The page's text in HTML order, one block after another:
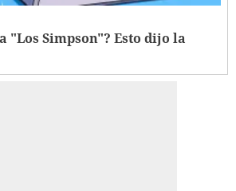
"Los Simpson"? Esto dijo la